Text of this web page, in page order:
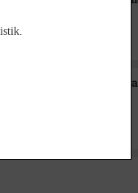
/ Tølløse